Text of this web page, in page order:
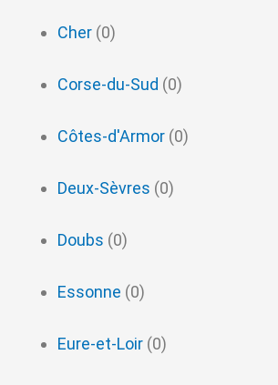
Cher (0)
Corse-du-Sud (0)
Côtes-d'Armor (0)
Deux-Sèvres (0)
Doubs (0)
Essonne (0)
Eure-et-Loir (0)